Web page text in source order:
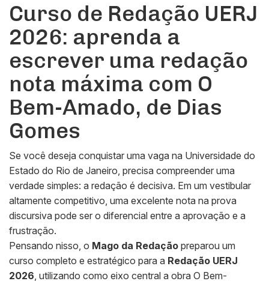
Curso de Redação UERJ
2026: aprenda a
escrever uma redação
nota máxima com O
Bem-Amado, de Dias
Gomes
Se você deseja conquistar uma vaga na Universidade do
Estado do Rio de Janeiro, precisa compreender uma
verdade simples: a redação é decisiva. Em um vestibular
altamente competitivo, uma excelente nota na prova
discursiva pode ser o diferencial entre a aprovação e a
frustração.
Pensando nisso, o Mago da Redação preparou um
curso completo e estratégico para a Redação UERJ
2026, utilizando como eixo central a obra O Bem-